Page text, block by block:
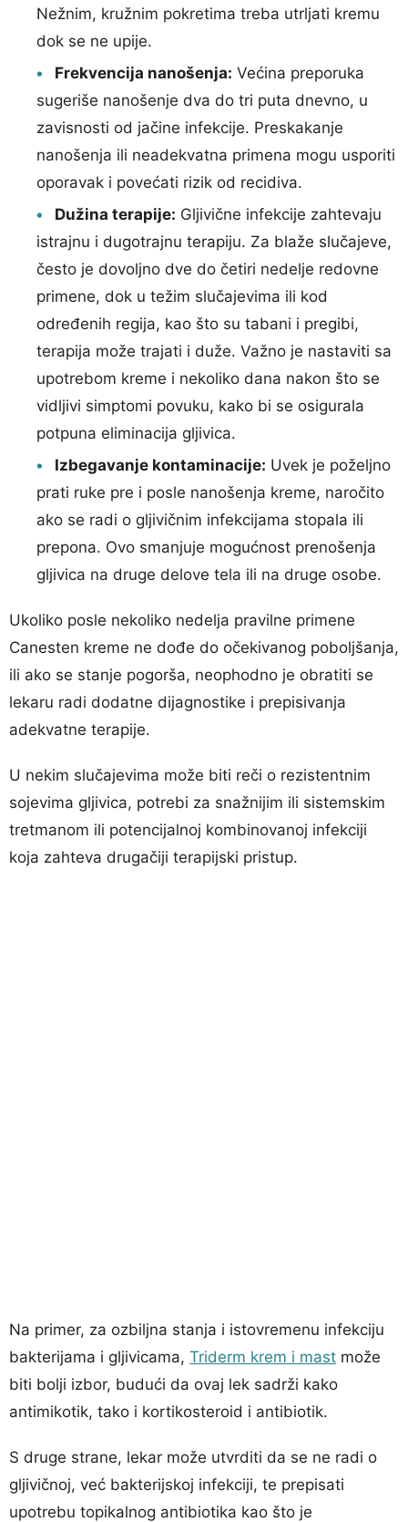
Nežnim, kružnim pokretima treba utrljati kremu
dok se ne upije.
Frekvencija nanošenja: Većina preporuka
sugeriše nanošenje dva do tri puta dnevno, u
zavisnosti od jačine infekcije. Preskakanje
nanošenja ili neadekvatna primena mogu usporiti
oporavak i povećati rizik od recidiva.
Dužina terapije: Gljivične infekcije zahtevaju
istrajnu i dugotrajnu terapiju. Za blaže slučajeve,
često je dovoljno dve do četiri nedelje redovne
primene, dok u težim slučajevima ili kod
određenih regija, kao što su tabani i pregibi,
terapija može trajati i duže. Važno je nastaviti sa
upotrebom kreme i nekoliko dana nakon što se
vidljivi simptomi povuku, kako bi se osigurala
potpuna eliminacija gljivica.
Izbegavanje kontaminacije: Uvek je poželjno
prati ruke pre i posle nanošenja kreme, naročito
ako se radi o gljivičnim infekcijama stopala ili
prepona. Ovo smanjuje mogućnost prenošenja
gljivica na druge delove tela ili na druge osobe.
Ukoliko posle nekoliko nedelja pravilne primene
Canesten kreme ne dođe do očekivanog poboljšanja,
ili ako se stanje pogorša, neophodno je obratiti se
lekaru radi dodatne dijagnostike i prepisivanja
adekvatne terapije.
U nekim slučajevima može biti reči o rezistentnim
sojevima gljivica, potrebi za snažnijim ili sistemskim
tretmanom ili potencijalnoj kombinovanoj infekciji
koja zahteva drugačiji terapijski pristup.
Na primer, za ozbiljna stanja i istovremenu infekciju
bakterijama i gljivicama, Triderm krem i mast može
biti bolji izbor, budući da ovaj lek sadrži kako
antimikotik, tako i kortikosteroid i antibiotik.
S druge strane, lekar može utvrditi da se ne radi o
gljivičnoj, već bakterijskoj infekciji, te prepisati
upotrebu topikalnog antibiotika kao što je